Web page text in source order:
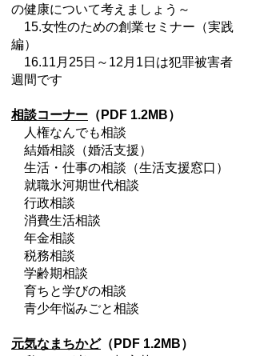
の健康について考えましょう～
15.女性のための創業セミナー（実践
編）
16.11月25日～12月1日は犯罪被害者
週間です
相談コーナー （PDF 1.2MB）
人権なんでも相談
結婚相談（婚活支援）
生活・仕事の相談（生活支援窓口）
就職氷河期世代相談
行政相談
消費生活相談
年金相談
税務相談
学齢期相談
育ちと学びの相談
青少年悩みごと相談
元気なまちかど（PDF 1.2MB）